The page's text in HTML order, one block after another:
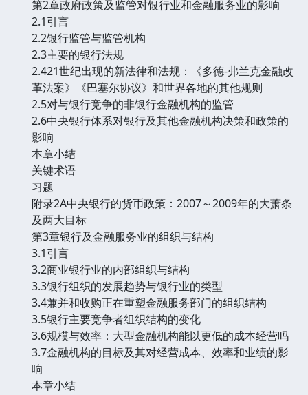
第2章政府政策及监管对银行业和金融服务业的影响
2.1引言
2.2银行监管与监管机构
2.3主要的银行法规
2.421世纪出现的新法律和法规：《多德-弗兰克金融改
革法案》《巴塞尔协议》和世界各地的其他规则
2.5对与银行竞争的非银行金融机构的监管
2.6中央银行体系对银行及其他金融机构决策和政策的
影响
本章小结
关键术语
习题
附录2A中央银行的货币政策：2007～2009年的大萧条
及两大目标
第3章银行及金融服务业的组织与结构
3.1引言
3.2商业银行业的内部组织与结构
3.3银行组织的发展趋势与银行业的类型
3.4兼并和收购正在重塑金融服务部门的组织结构
3.5银行主要竞争者组织结构的变化
3.6规模与效率：大型金融机构能以更低的成本经营吗
3.7金融机构的目标及其对经营成本、效率和业绩的影
响
本章小结